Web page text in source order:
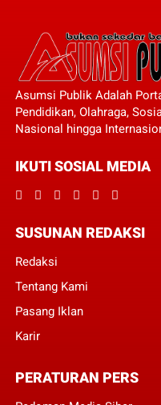
Asumsi Publik Adalah
Pendidikan, Olahraga,
Nasional hingga
IKUTI SOSIAL MEDIA
SUSUNAN REDAKSI
Redaksi
Tentang Kami
Pasang Iklan
Karir
PERATURAN PERS